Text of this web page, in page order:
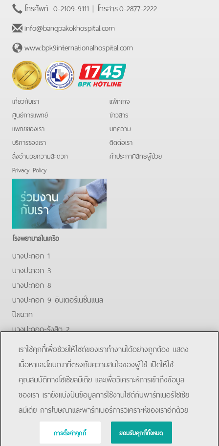
โทรศัพท์. 0-2109-9111 | โทรสาร.0-2877-2222
info@bangpakokhospital.com
www.bpk9internationalhospital.com
BPK
Hotline
เกี่ยวกับเรา
ศูนย์การแพทย์
แพทย์ของเรา
บริการของเรา
สิ่งอำนวยความสะดวก
Privacy Policy
แพ็กเกจ
ข่าวสาร
บทความ
ติดต่อเรา
คําประกาศสิทธิผู้ป่วย
โรงพยาบาลในเครือ
บางปะกอก 1
บางปะกอก 3
บางปะกอก 8
บางปะกอก 9 อินเตอร์เนชั่นแนล
ปิยะเวท
บางปะกอก-รังสิต 2
บางปะกอกสมุทรปราการ
FacebookYoutubeLine
โรงพยาบาลบางปะกอก 9 อินเตอร์เนชั่นแนล
Copyright © 2019 Bangpakok Hospital All rights reserved.
เราใช้คุกกี้เพื่อช่วยให้ไซต์ของเราทำงานได้อย่างถูกต้อง แสดง
เนื้อหาและโฆษณาที่ตรงกับความสนใจของผู้ใช้ เปิดให้ใช้
คุณสมบัติทางโซเชียลมีเดีย และเพื่อวิเคราะห์การเข้าถึงข้อมูล
ของเรา เรายังแบ่งปันข้อมูลการใช้งานไซต์กับพาร์ทเนอร์โซเชีย
ลมีเดีย การโฆษณาและพาร์ทเนอร์การวิเคราะห์ของเราอีกด้วย
การตั้งค่าคุกกี้ ยอมรับคุกกี้ทั้งหมด